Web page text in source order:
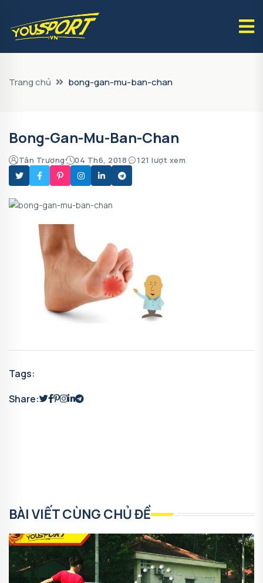
Trang chủ bong-gan-mu-ban-chan
Bong-Gan-Mu-Ban-Chan
Tân Trương 04 Th6, 2018 121 lượt xem
Tags:
Share:
BÀI VIẾT CÙNG CHỦ ĐỀ